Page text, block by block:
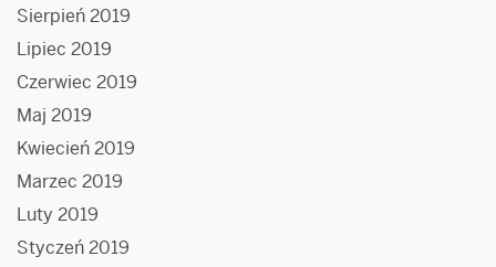
Sierpień 2019
Lipiec 2019
Czerwiec 2019
Maj 2019
Kwiecień 2019
Marzec 2019
Luty 2019
Styczeń 2019